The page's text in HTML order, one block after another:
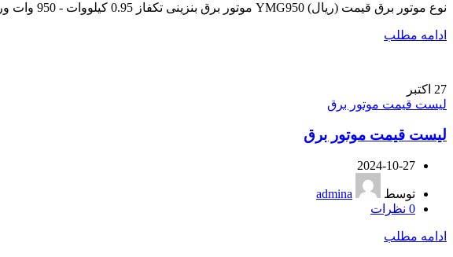
نوع موتور برق قیمت (ریال) YMG950 موتور برق بنزینی تکفاز 0.95 کیلووات - 950 وات ورود به فروشگاه آنلاین YMG1...
ادامه مطلب
27 اکتبر
لیست قیمت موتور برق
لیست قیمت موتور برق
2024-10-27
توسط
admina
0 نظرات
ادامه مطلب